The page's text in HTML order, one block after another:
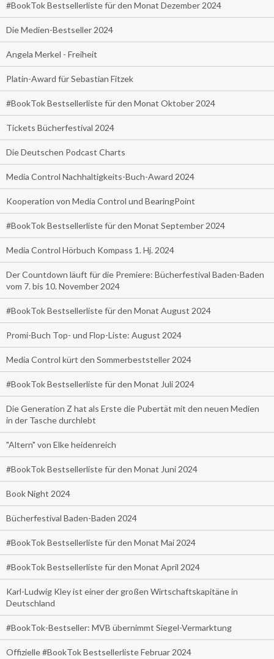
#BookTok Bestsellerliste für den Monat Dezember 2024
Die Medien-Bestseller 2024
Angela Merkel - Freiheit
Platin-Award für Sebastian Fitzek
#BookTok Bestsellerliste für den Monat Oktober 2024
Tickets Bücherfestival 2024
Die Deutschen Podcast Charts
Media Control Nachhaltigkeits-Buch-Award 2024
Kooperation von Media Control und BearingPoint
#BookTok Bestsellerliste für den Monat September 2024
Media Control Hörbuch Kompass 1. Hj. 2024
Der Countdown läuft für die Premiere: Bücherfestival Baden-Baden
vom 7. bis 10. November 2024
#BookTok Bestsellerliste für den Monat August 2024
Promi-Buch Top- und Flop-Liste: August 2024
Media Control kürt den Sommerbeststeller 2024
#BookTok Bestsellerliste für den Monat Juli 2024
Die Generation Z hat als Erste die Pubertät mit den neuen Medien
in der Tasche durchlebt
"Altern" von Elke heidenreich
#BookTok Bestsellerliste für den Monat Juni 2024
Book Night 2024
Bücherfestival Baden-Baden 2024
#BookTok Bestsellerliste für den Monat Mai 2024
#BookTok Bestsellerliste für den Monat April 2024
Karl-Ludwig Kley ist einer der großen Wirtschaftskapitäne in
Deutschland
#BookTok-Bestseller: MVB übernimmt Siegel-Vermarktung
Offizielle #BookTok Bestsellerliste Februar 2024